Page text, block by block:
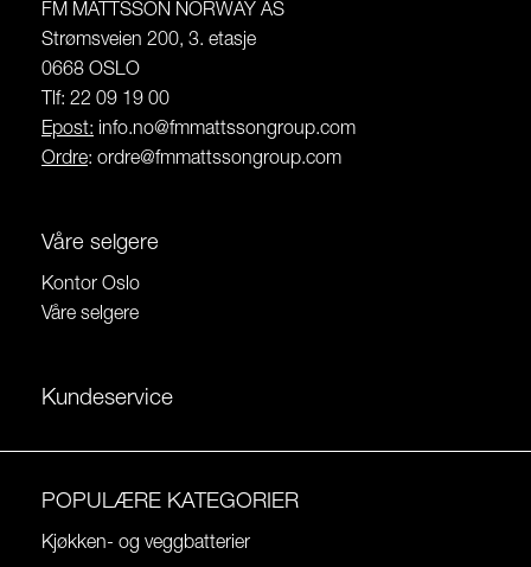
FM MATTSSON NORWAY AS
Strømsveien 200, 3. etasje
0668 OSLO
Tlf: 22 09 19 00
Epost: info.no@fmmattssongroup.com
Ordre: ordre@fmmattssongroup.com
Våre selgere
Kontor Oslo
Våre selgere
Kundeservice
POPULÆRE KATEGORIER
Kjøkken- og veggbatterier